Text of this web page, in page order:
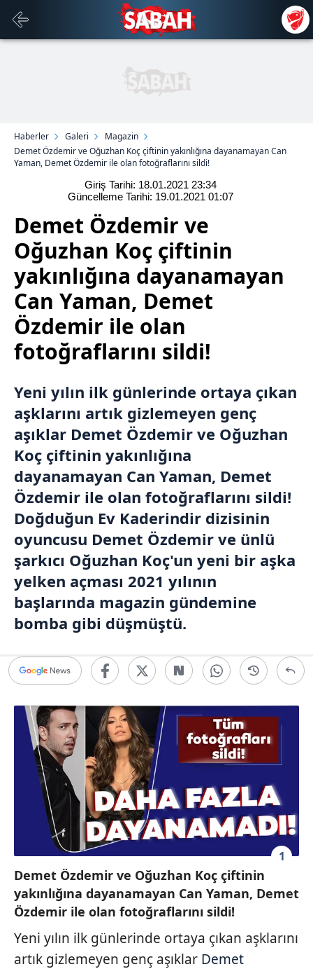
Haberler Galeri
Magazin
Demet Özdemir ve Oğuzhan Koç çiftinin yakınlığına dayanamayan Can
Yaman, Demet Özdemir ile olan fotoğraflarını sildi!
Giriş Tarihi: 18.01.2021 23:34
Güncelleme Tarihi: 19.01.2021 01:07
Demet Özdemir ve
Oğuzhan Koç çiftinin
yakınlığına dayanamayan
Can Yaman, Demet
Özdemir ile olan
fotoğraflarını sildi!
Yeni yılın ilk günlerinde ortaya çıkan
aşklarını artık gizlemeyen genç
aşıklar Demet Özdemir ve Oğuzhan
Koç çiftinin yakınlığına
dayanamayan Can Yaman, Demet
Özdemir ile olan fotoğraflarını sildi!
Doğduğun Ev Kaderindir dizisinin
oyuncusu Demet Özdemir ve ünlü
şarkıcı Oğuzhan Koç'un yeni bir aşka
yelken açması 2021 yılının
başlarında magazin gündemine
bomba gibi düşmüştü.
1
Demet Özdemir ve Oğuzhan Koç çiftinin
yakınlığına dayanamayan Can Yaman, Demet
Özdemir ile olan fotoğraflarını sildi!
Yeni yılın ilk günlerinde ortaya çıkan aşklarını
artık gizlemeyen genç aşıklar Demet